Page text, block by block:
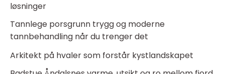
løsninger
Tannlege porsgrunn trygg og moderne
tannbehandling når du trenger det
Arkitekt på hvaler som forstår kystlandskapet